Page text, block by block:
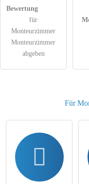
öffentliche Frage
Hinweis:Bitte beachten
Besucher sichtbar
Klicken Sie hier um
Bewertung
für
Monteurzimmer
Monteurzimmer
abgeben
Für